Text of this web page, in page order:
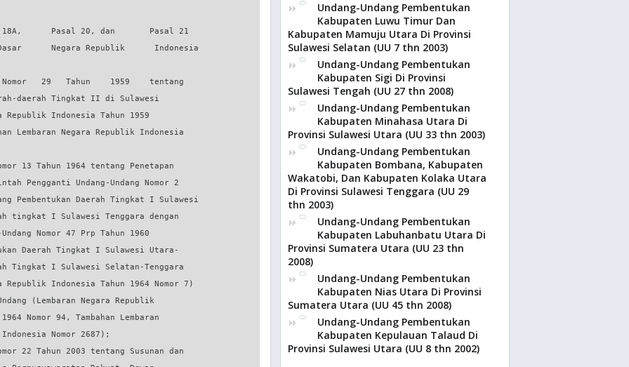
Undang-Undang Pembentukan
Kabupaten Luwu Timur Dan
Kabupaten Mamuju Utara Di Provinsi
Sulawesi Selatan (UU 7 thn 2003)
Undang-Undang Pembentukan
Kabupaten Sigi Di Provinsi
Sulawesi Tengah (UU 27 thn 2008)
Undang-Undang Pembentukan
Kabupaten Minahasa Utara Di
Provinsi Sulawesi Utara (UU 33 thn 2003)
Undang-Undang Pembentukan
Kabupaten Bombana, Kabupaten
Wakatobi, Dan Kabupaten Kolaka Utara
Di Provinsi Sulawesi Tenggara (UU 29
thn 2003)
Undang-Undang Pembentukan
Kabupaten Labuhanbatu Utara Di
Provinsi Sumatera Utara (UU 23 thn
2008)
Undang-Undang Pembentukan
Kabupaten Nias Utara Di Provinsi
Sumatera Utara (UU 45 thn 2008)
Undang-Undang Pembentukan
Kabupaten Kepulauan Talaud Di
Provinsi Sulawesi Utara (UU 8 thn 2002)